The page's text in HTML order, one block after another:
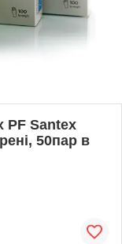
PF Santex
50пар в